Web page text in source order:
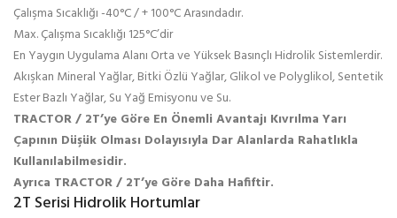
Çalışma Sıcaklığı -40°C / + 100°C Arasındadır.
Max. Çalışma Sıcaklığı 125°C’dir
En Yaygın Uygulama Alanı Orta ve Yüksek Basınçlı Hidrolik Sistemlerdir.
Akışkan Mineral Yağlar, Bitki Özlü Yağlar, Glikol ve Polyglikol, Sentetik
Ester Bazlı Yağlar, Su Yağ Emisyonu ve Su.
TRACTOR / 2T’ye Göre En Önemli Avantajı Kıvrılma Yarı
Çapının Düşük Olması Dolayısıyla Dar Alanlarda Rahatlıkla
Kullanılabilmesidir.
Ayrıca TRACTOR / 2T’ye Göre Daha Hafiftir.
2T Serisi Hidrolik Hortumlar